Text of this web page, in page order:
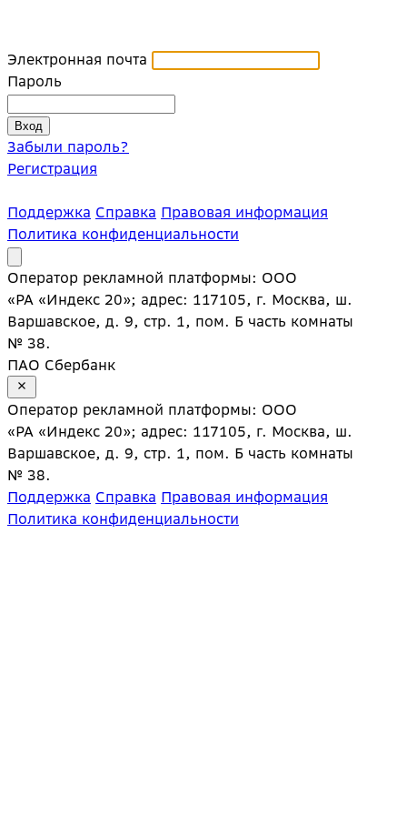
Электронная почта
Пароль
Забыли пароль?
Регистрация
Поддержка Справка Правовая информация
Политика конфиденциальности
Оператор рекламной платформы: ООО
«РА «Индекс 20»; адрес: 117105, г. Москва, ш.
Варшавское, д. 9, стр. 1, пом. Б часть комнаты
№ 38.
ПАО Сбербанк
Оператор рекламной платформы: ООО
«РА «Индекс 20»; адрес: 117105, г. Москва, ш.
Варшавское, д. 9, стр. 1, пом. Б часть комнаты
№ 38.
Поддержка Справка Правовая информация
Политика конфиденциальности